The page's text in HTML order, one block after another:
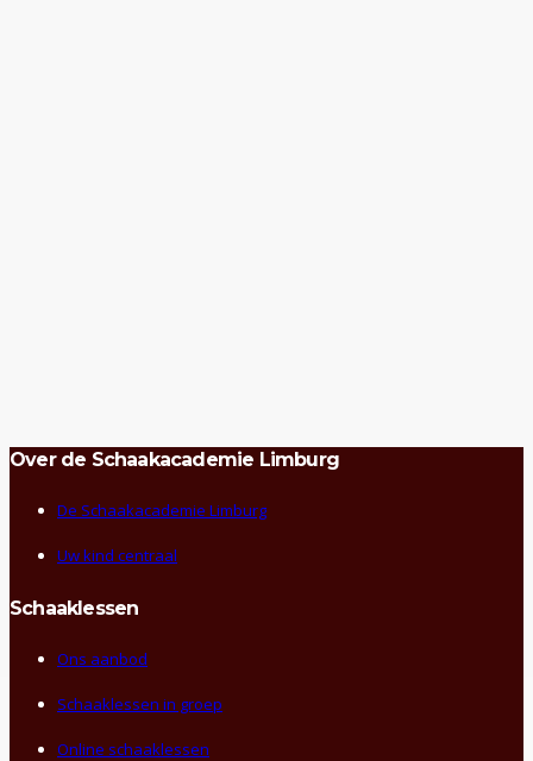
Over de Schaakacademie Limburg
De Schaakacademie Limburg
Uw kind centraal
Schaaklessen
Ons aanbod
Schaaklessen in groep
Online schaaklessen